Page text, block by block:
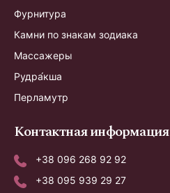
Фурнитура
Камни по знакам зодиака
Массажеры
Рудра́кша
Перламутр
Контактная информация
+38 096 268 92 92
+38 095 939 29 27